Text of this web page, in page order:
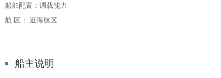
船舶配置：调载能力
航 区： 近海航区
船主说明